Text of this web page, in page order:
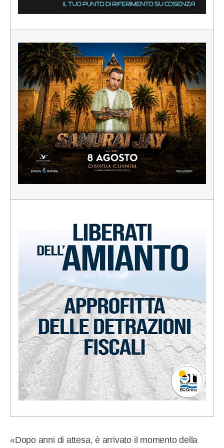
«Dopo anni di attesa, è arrivato il momento della